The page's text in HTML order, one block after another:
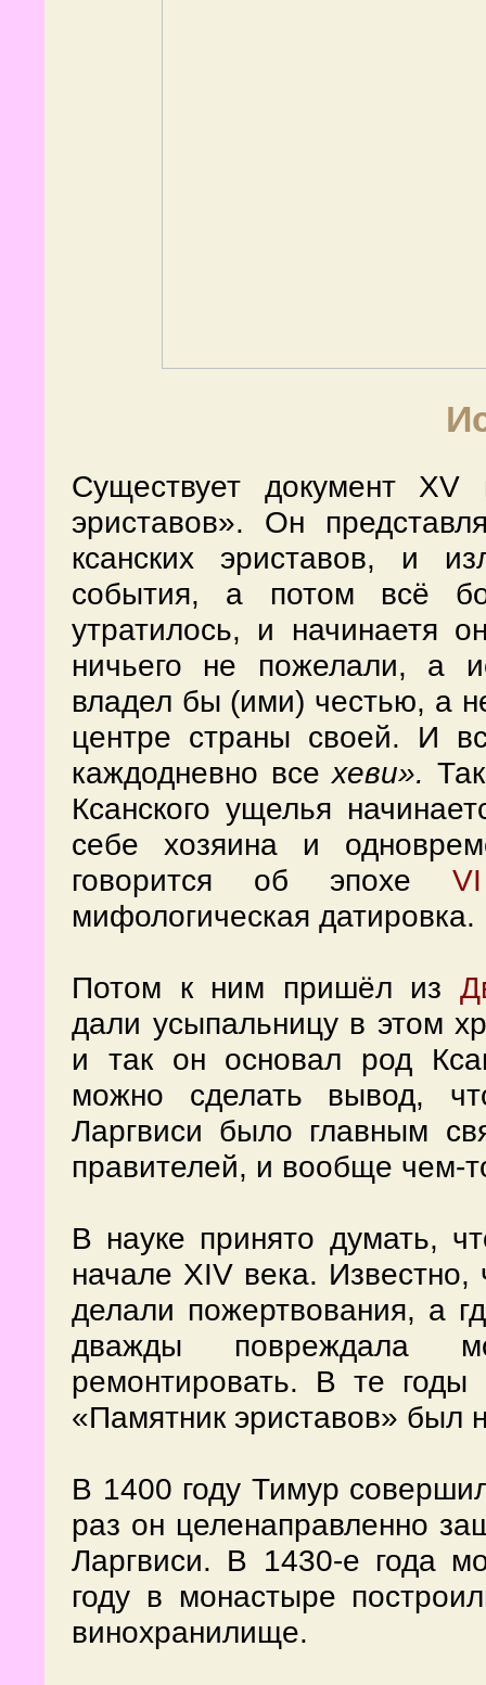
Существует документ
эриставов». Он
ксанских эриставов, и
события, а потом всё
утратилось, и начинаетя
ничьего не пожелали, а
владел бы (ими) честью, а
центре страны своей. И
каждодневно всехеви».
Ксанского ущелья
себе хозяина и
говорится об эпохе
мифологическая датировка.
Потом к ним пришёл из
дали усыпальницу в этом
и так он основал род
можно сделать вывод,
Ларгвиси было главным
правителей, и вообще чем-
В науке принято думать,
начале XIV века.
делали пожертвования, а
дважды повреждала
ремонтировать. В те годы
«Памятник эриставов» был
В 1400 году Тимур
раз он целенаправленно
Ларгвиси. В 1430-е года
году в монастыре
винохранилище.